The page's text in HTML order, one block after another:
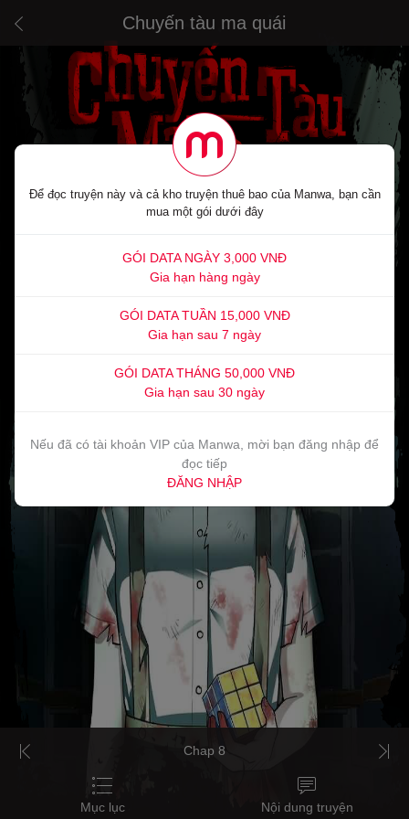
Chuyến tàu ma quái
Chap 8
Mục lục Nội dung truyện
Để đọc truyện này và cả kho truyện thuê bao của Manwa, bạn cần
mua một gói dưới đây
GÓI DATA NGÀY 3,000 VNĐ
Gia hạn hàng ngày
GÓI DATA TUẦN 15,000 VNĐ
Gia hạn sau 7 ngày
GÓI DATA THÁNG 50,000 VNĐ
Gia hạn sau 30 ngày
Nếu đã có tài khoản VIP của Manwa, mời bạn đăng nhập để
đọc tiếp
ĐĂNG NHẬP